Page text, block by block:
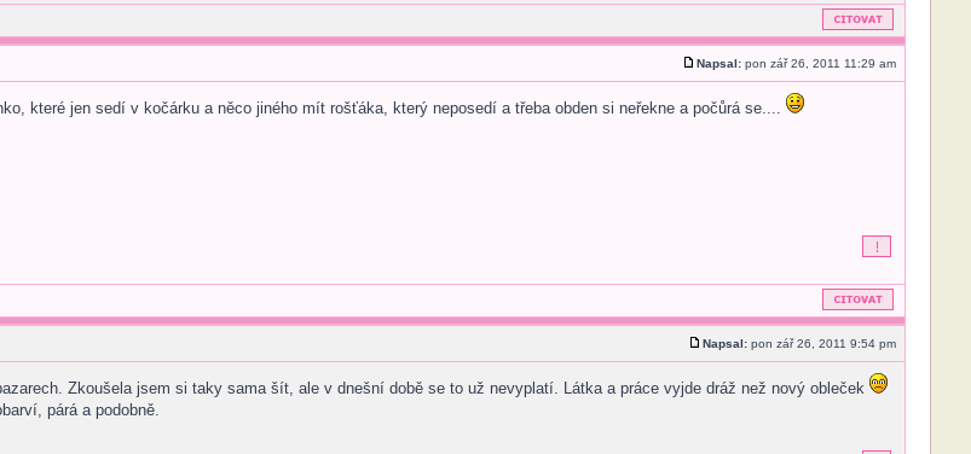
Napsal:pon zář 26, 2011 11:29 am
které jen sedí v kočárku a něco jiného mít rošťáka, který neposedí a třeba obden si neřekne a počůrá se....
Napsal:pon zář 26, 2011 9:54 pm
Zkoušela jsem si taky sama šít, ale v dnešní době se to už nevyplatí. Látka a práce vyjde dráž než nový obleček
párá a podobně.